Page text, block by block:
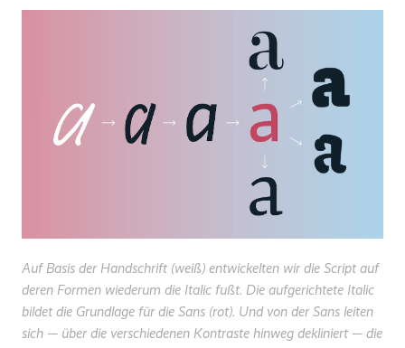
Auf Basis der Handschrift (weiß) entwickelten wir die Script auf
deren Formen wiederum die Italic fußt. Die aufgerichtete Italic
bildet die Grundlage für die Sans (rot). Und von der Sans leiten
sich — über die verschiedenen Kontraste hinweg dekliniert — die